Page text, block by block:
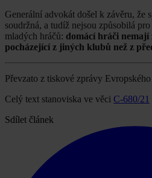
Generální advokát došel k závěru, že
soudržná, a tudíž nejsou způsobilá
mladých hráčů: domácí hráči
pocházející z jiných klubů než z
Převzato z tiskové zprávy
Celý text stanoviska ve věci C-680/21
Sdílet článek